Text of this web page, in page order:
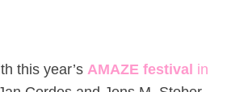
this year’s AMAZE festival in